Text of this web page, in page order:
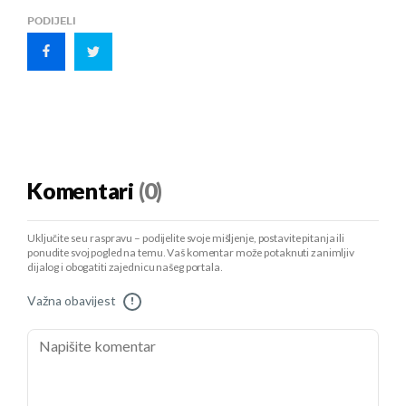
PODIJELI
Komentari (0)
Uključite se u raspravu – podijelite svoje mišljenje, postavite pitanja ili
ponudite svoj pogled na temu. Vaš komentar može potaknuti zanimljiv
dijalog i obogatiti zajednicu našeg portala.
Važna obavijest !